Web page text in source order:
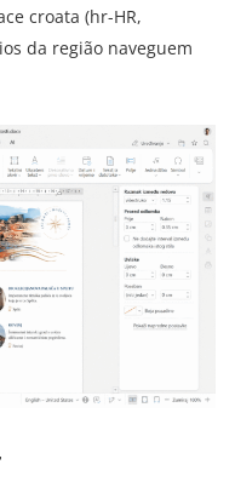
croata (hr-HR,
da região naveguem